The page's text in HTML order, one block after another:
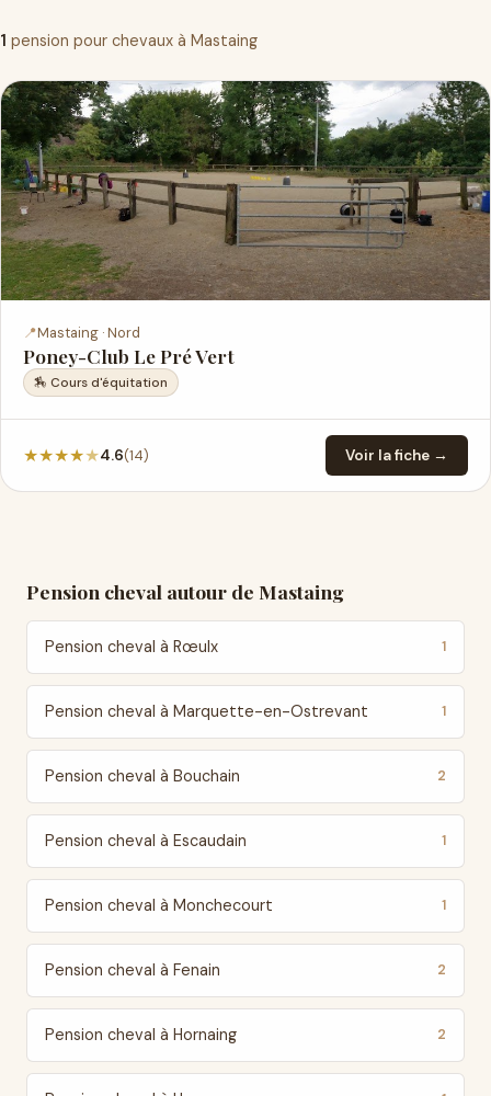
1 pension pour chevaux à Mastaing
📍Mastaing · Nord
Poney-Club Le Pré Vert
🏇 Cours d'équitation
★★★★★4.6(14) Voir la fiche →
Pension cheval autour de Mastaing
Pension cheval à Rœulx 1
Pension cheval à Marquette-en-Ostrevant 1
Pension cheval à Bouchain 2
Pension cheval à Escaudain 1
Pension cheval à Monchecourt 1
Pension cheval à Fenain 2
Pension cheval à Hornaing 2